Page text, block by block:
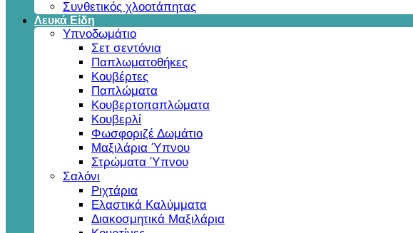
Συνθετικός χλοοτάπητας
Λευκά Είδη
Υπνοδωμάτιο
Σετ σεντόνια
Παπλωματοθήκες
Κουβέρτες
Παπλώματα
Κουβερτοπαπλώματα
Κουβερλί
Φωσφοριζέ Δωμάτιο
Μαξιλάρια Ύπνου
Στρώματα Ύπνου
Σαλόνι
Ριχτάρια
Ελαστικά Καλύμματα
Διακοσμητικά Μαξιλάρια